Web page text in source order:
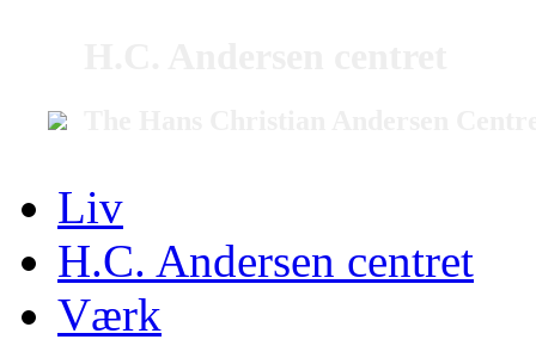
Liv
H.C. Andersen centret
Værk